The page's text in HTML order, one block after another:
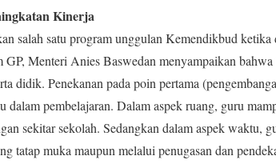
Kinerja
salah satu program unggulan Kemendikbud
GP, Menteri Anies Baswedan menyampaikan
didik. Penekanan pada poin pertama
dalam pembelajaran. Dalam aspek ruang, guru
sekitar sekolah. Sedangkan dalam aspek waktu,
tatap muka maupun melalui penugasan dan